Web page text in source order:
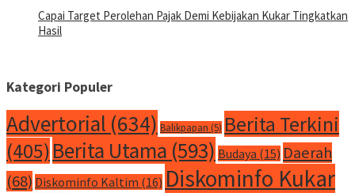
Capai Target Perolehan Pajak Demi Kebijakan Kukar Tingkatkan
Hasil
Kategori Populer
Advertorial (634) Balikpapan (5) Berita Terkini
(405)Berita Utama (593) Budaya (15) Daerah
(68) Diskominfo Kaltim (16) Diskominfo Kukar